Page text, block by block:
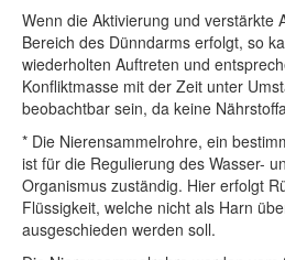
Wenn die Aktivierung und verstärkte
Bereich des Dünndarms erfolgt, so
wiederholten Auftreten und
Konfliktmasse mit der Zeit unter
beobachtbar sein, da keine
* Die Nierensammelrohre, ein
ist für die Regulierung des Wasser-
Organismus zuständig. Hier erfolgt
Flüssigkeit, welche nicht als Harn
ausgeschieden werden soll.